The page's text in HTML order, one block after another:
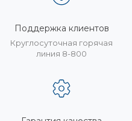
Поддержка клиентов
Круглосуточная горячая
линия 8-800